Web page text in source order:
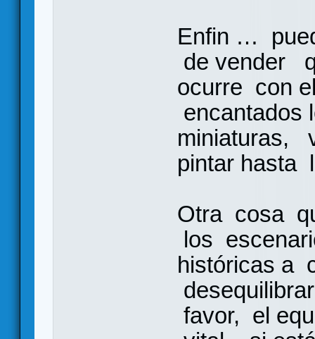
Enfin …
de vender
ocurre con
miniaturas,
pintar hasta
Otra cosa
los
históricas a
favor, el